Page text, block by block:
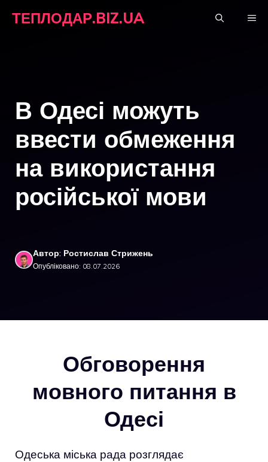
ТЕПЛОДАР.BIZ.UA
В Одесі можуть
ввести обмеження
на використання
російської мови
Автор: Ростислав Стрижень
Опубліковано: 08.07.2026
Обговорення
мовного питання в
Одесі
Одеська міська рада розглядає